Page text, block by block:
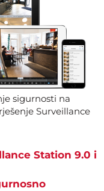
sigurnosti na
Surveillance
Station 9.0 i